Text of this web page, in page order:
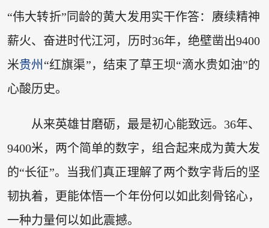
“伟大转折”同龄的黄大发用实干作答：赓续精神
薪火、奋进时代江河，历时36年，绝壁凿出9400
米贵州 “红旗渠”，结束了草王坝“滴水贵如油”的
心酸历史。
从来英雄甘磨砺，最是初心能致远。36年、
9400米，两个简单的数字，组合起来成为黄大发
的“长征”。当我们真正理解了两个数字背后的坚
韧执着，更能体悟一个年份何以如此刻骨铭心，
一种力量何以如此震撼。